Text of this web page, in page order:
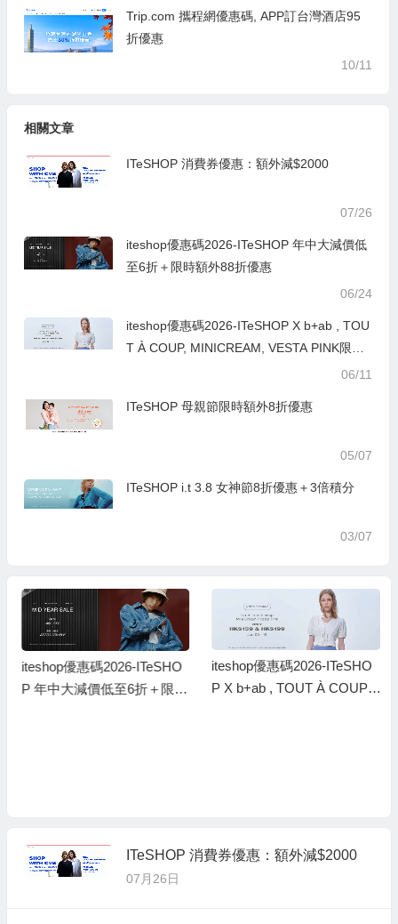
Trip.com 攜程網優惠碼, APP訂台灣酒店95
折優惠
10/11
相關文章
ITeSHOP 消費券優惠：額外減$2000
07/26
iteshop優惠碼2026-ITeSHOP 年中大減價低
至6折＋限時額外88折優惠
06/24
iteshop優惠碼2026-ITeSHOP X b+ab , TOU
T À COUP, MINICREAM, VESTA PINK限時
06/11
ITeSHOP 母親節限時額外8折優惠
05/07
ITeSHOP i.t 3.8 女神節8折優惠＋3倍積分
03/07
iteshop優惠碼2026-ITeSHO
P 年中大減價低至6折＋限時
iteshop優惠碼2026-ITeSHO
P X b+ab , TOUT À COUP,
ITeSHOP 消費券優惠：額外減$2000
07月26日